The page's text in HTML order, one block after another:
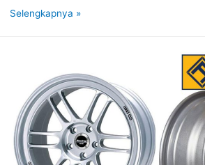
Selengkapnya »